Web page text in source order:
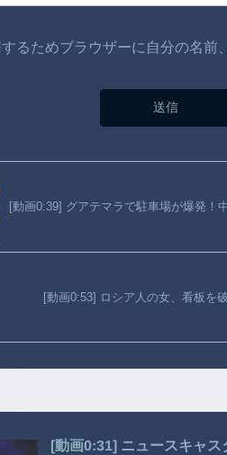
るためブラウザーに自分の名
[動画0:39] グアテマラで駐車場が爆発！
[動画0:53] ロシア人の女、看板を
[動画0:31] ニュースキャ